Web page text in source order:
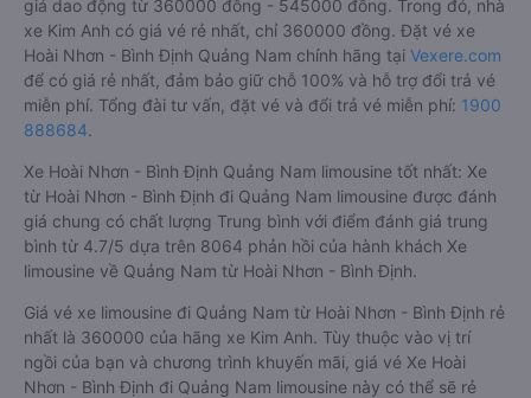
giá dao động từ 360000 đồng - 545000 đồng. Trong đó, nhà
xe Kim Anh có giá vé rẻ nhất, chỉ 360000 đồng. Đặt vé xe
Hoài Nhơn - Bình Định Quảng Nam chính hãng tại Vexere.com
để có giá rẻ nhất, đảm bảo giữ chỗ 100% và hỗ trợ đổi trả vé
miễn phí. Tổng đài tư vấn, đặt vé và đổi trả vé miễn phí: 1900
888684.
Xe Hoài Nhơn - Bình Định Quảng Nam limousine tốt nhất: Xe
từ Hoài Nhơn - Bình Định đi Quảng Nam limousine được đánh
giá chung có chất lượng Trung bình với điểm đánh giá trung
bình từ 4.7/5 dựa trên 8064 phản hồi của hành khách Xe
limousine về Quảng Nam từ Hoài Nhơn - Bình Định.
Giá vé xe limousine đi Quảng Nam từ Hoài Nhơn - Bình Định rẻ
nhất là 360000 của hãng xe Kim Anh. Tùy thuộc vào vị trí
ngồi của bạn và chương trình khuyến mãi, giá vé Xe Hoài
Nhơn - Bình Định đi Quảng Nam limousine này có thể sẽ rẻ